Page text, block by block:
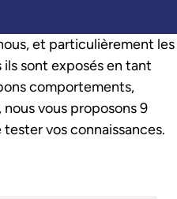
et particulièrement les
ils sont exposés en tant
comportements,
vous proposons 9
vos connaissances.